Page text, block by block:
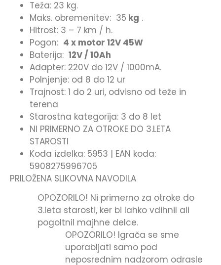
Teža: 23 kg.
Maks. obremenitev: 35 kg .
Hitrost: 3 – 7 km / h.
Pogon: 4 x motor 12V 45W
Baterija: 12V / 10Ah
Adapter: 220V do 12V / 1000mA.
Polnjenje: od 8 do 12 ur
Trajnost: 1 do 2 uri, odvisno od teže in
terena
Starostna kategorija: 3 do 8 let
NI PRIMERNO ZA OTROKE DO 3.LETA
STAROSTI
Koda izdelka: 5953 | EAN koda:
5908275996705
PRILOŽENA SLIKOVNA NAVODILA
OPOZORILO! Ni primerno za otroke do
3.leta starosti, ker bi lahko vdihnil ali
pogoltnil majhne delce.
OPOZORILO! Igrača se sme
uporabljati samo pod
neposrednim nadzorom odrasle